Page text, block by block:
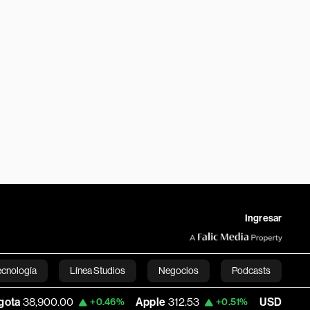
Ingresar
Línea Studios Negocios Podcasts
English
+0.46% Apple 312.53 +0.51% USD COP 3,159.39